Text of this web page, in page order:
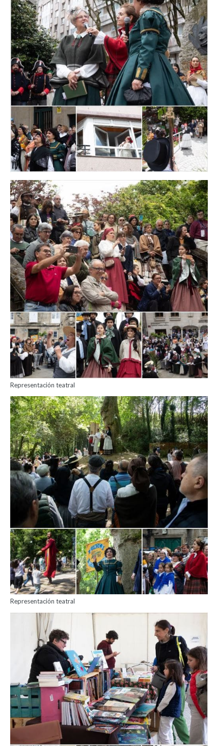
Representación teatral
Representación teatral